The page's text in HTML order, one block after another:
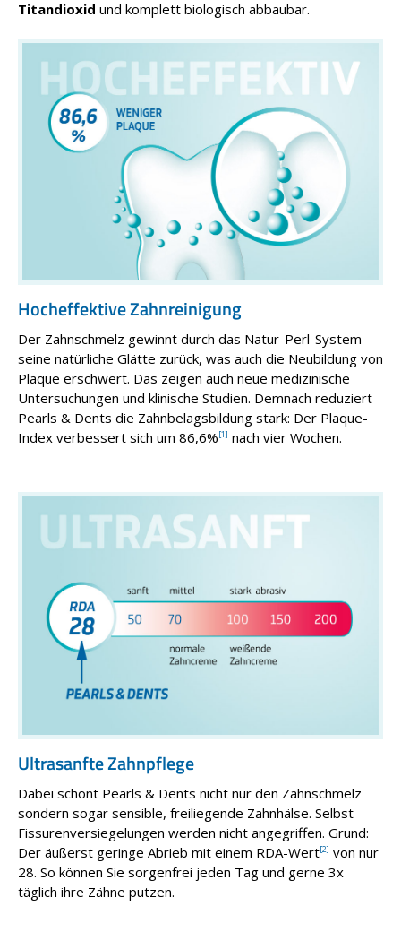
Titandioxid und komplett biologisch abbaubar.
Hocheffektive Zahnreinigung
Der Zahnschmelz gewinnt durch das Natur-Perl-System
seine natürliche Glätte zurück, was auch die Neubildung von
Plaque erschwert. Das zeigen auch neue medizinische
Untersuchungen und klinische Studien. Demnach reduziert
Pearls & Dents die Zahnbelagsbildung stark: Der Plaque-
Index verbessert sich um 86,6%[1] nach vier Wochen.
Ultrasanfte Zahnpflege
Dabei schont Pearls & Dents nicht nur den Zahnschmelz
sondern sogar sensible, freiliegende Zahnhälse. Selbst
Fissurenversiegelungen werden nicht angegriffen. Grund:
Der äußerst geringe Abrieb mit einem RDA-Wert[2] von nur
28. So können Sie sorgenfrei jeden Tag und gerne 3x
täglich ihre Zähne putzen.